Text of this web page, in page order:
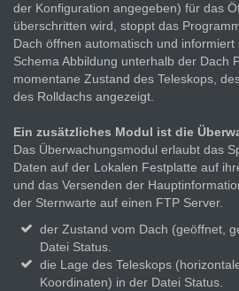
der Konfiguration angegeben) für das
überschritten wird, stoppt das
Dach öffnen automatisch und informiert
Schema Abbildung unterhalb der Dach
momentane Zustand des Teleskops,
des Rolldachs angezeigt.
Ein zusätzliches Modul ist die
Das Überwachungsmodul erlaubt das
Daten auf der Lokalen Festplatte auf
und das Versenden der
der Sternwarte auf einen FTP Server.
der Zustand vom Dach (geöffnet,
Datei Status.
die Lage des Teleskops
Koordinaten) in der Datei Status.